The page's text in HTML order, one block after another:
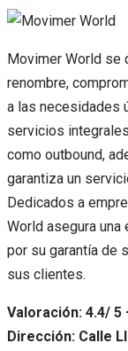
Movimer World se
renombre,
a las necesidades
servicios
como outbound,
garantiza un
Dedicados a
World asegura
por su garantía de
sus clientes.
Valoración: 4.4/ 5
Dirección: Calle